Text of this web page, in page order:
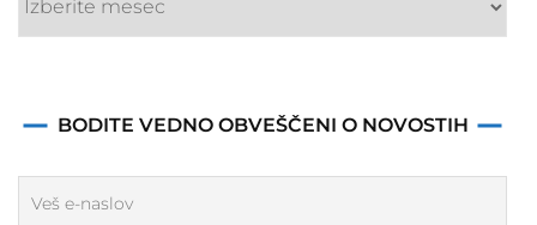
BODITE VEDNO OBVEŠČENI O NOVOSTIH